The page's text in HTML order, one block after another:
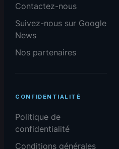
Contactez-nous
Suivez-nous sur Google
News
Nos partenaires
CONFIDENTIALITÉ
Politique de
confidentialité
Conditions générales